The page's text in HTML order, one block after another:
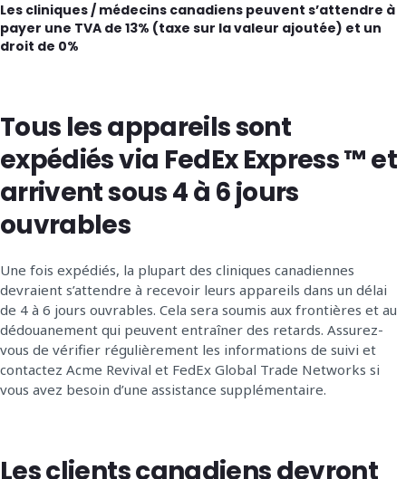
Les cliniques / médecins canadiens peuvent s’attendre à
payer une TVA de 13% (taxe sur la valeur ajoutée) et un
droit de 0%
Tous les appareils sont
expédiés via FedEx Express ™ et
arrivent sous 4 à 6 jours
ouvrables
Une fois expédiés, la plupart des cliniques canadiennes
devraient s’attendre à recevoir leurs appareils dans un délai
de 4 à 6 jours ouvrables. Cela sera soumis aux frontières et au
dédouanement qui peuvent entraîner des retards. Assurez-
vous de vérifier régulièrement les informations de suivi et
contactez Acme Revival et FedEx Global Trade Networks si
vous avez besoin d’une assistance supplémentaire.
Les clients canadiens devront